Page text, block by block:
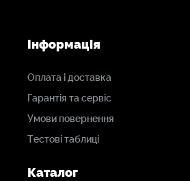
Інформація
Оплата і доставка
Гарантія та сервіс
Умови повернення
Тестові таблиці
Каталог